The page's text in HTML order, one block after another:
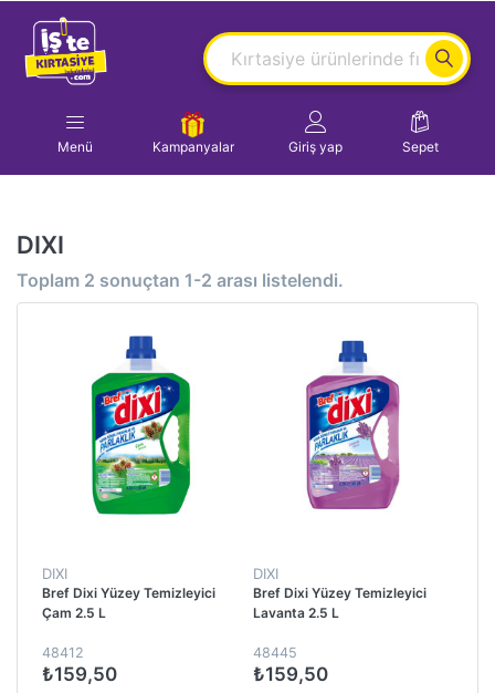
Menü Kampanyalar Giriş yap Sepet
DIXI
Toplam 2 sonuçtan 1-2 arası listelendi.
DIXI
Bref Dixi Yüzey Temizleyici
Çam 2.5 L
48412
₺159,50
DIXI
Bref Dixi Yüzey Temizleyici
Lavanta 2.5 L
48445
₺159,50